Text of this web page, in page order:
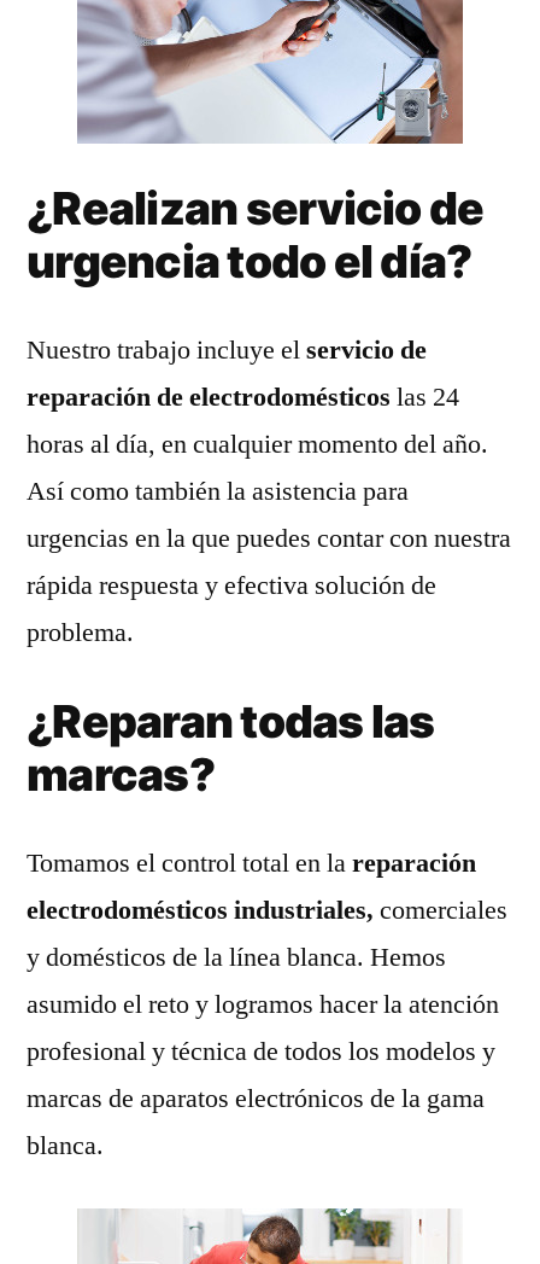
¿Realizan servicio de
urgencia todo el día?
Nuestro trabajo incluye elservicio de
reparación de electrodomésticos las 24
horas al día, en cualquier momento del año.
Así como también la asistencia para
urgencias en la que puedes contar con nuestra
rápida respuesta y efectiva solución de
problema.
¿Reparan todas las
marcas?
Tomamos el control total en lareparación
electrodomésticos industriales, comerciales
y domésticos de la línea blanca. Hemos
asumido el reto y logramos hacer la atención
profesional y técnica de todos los modelos y
marcas de aparatos electrónicos de la gama
blanca.